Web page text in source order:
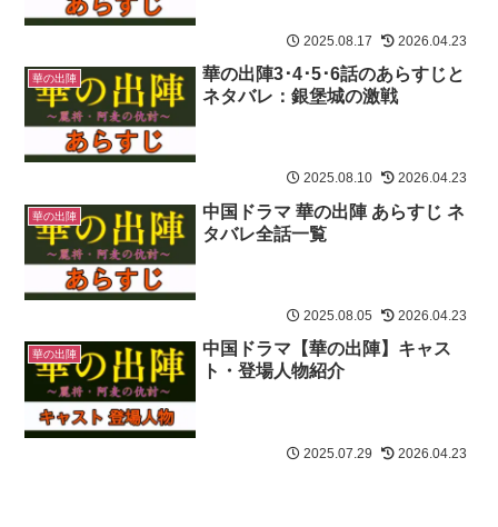
2025.08.17 2026.04.23
華の出陣
華の出陣3･4･5･6話のあらすじと
ネタバレ：銀堡城の激戦
2025.08.10 2026.04.23
華の出陣
中国ドラマ 華の出陣 あらすじ ネ
タバレ全話一覧
2025.08.05 2026.04.23
華の出陣
中国ドラマ【華の出陣】キャス
ト・登場人物紹介
2025.07.29 2026.04.23